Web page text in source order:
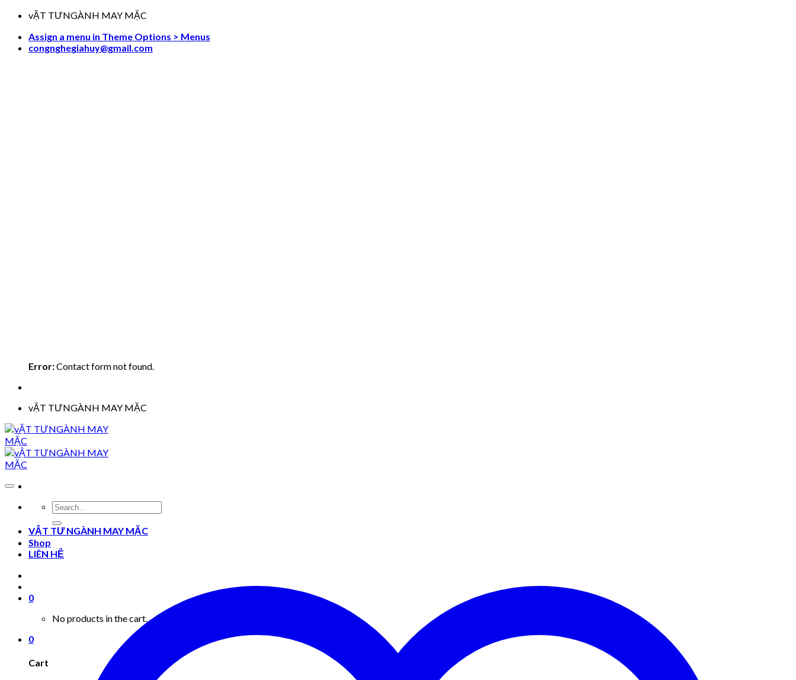
Skip
content
vẬT TƯNGÀNH MAY MẶC
Assign a menu in Theme Options > Menus
congnghegiahuy@gmail.com
Error:Contact form not found.
vẬT TƯNGÀNH MAY MẶC
Search
for:
VẬT TƯ NGÀNH MAY MẶC
Shop
LIÊN HỆ
0
No products in the cart.
0
Cart